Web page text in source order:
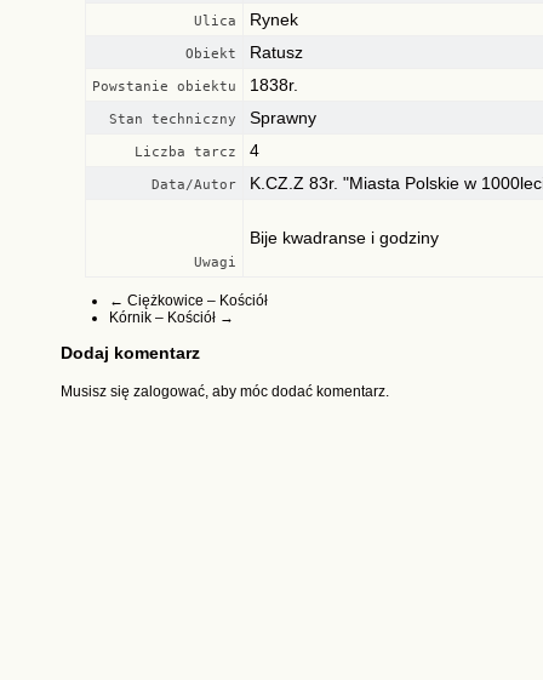
Ulica Rynek
Obiekt Ratusz
Powstanie obiektu 1838r.
Stan techniczny Sprawny
Liczba tarcz 4
Data/Autor K.CZ.Z 83r. "Miasta Polskie w
Uwagi
Bije kwadranse i godziny
← Ciężkowice – Kościół
Kórnik – Kościół →
Dodaj komentarz
Musisz się zalogować, aby móc dodać komentarz.